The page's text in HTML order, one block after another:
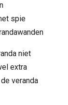
spie
niet
extra
veranda